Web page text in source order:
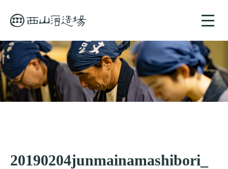
toggle
20190204junmainamashibori_